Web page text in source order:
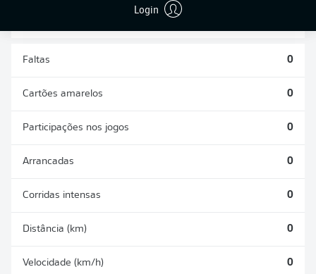
Login
Faltas 0
Cartões amarelos 0
Participações nos jogos 0
Arrancadas 0
Corridas intensas 0
Distância (km) 0
Velocidade (km/h) 0